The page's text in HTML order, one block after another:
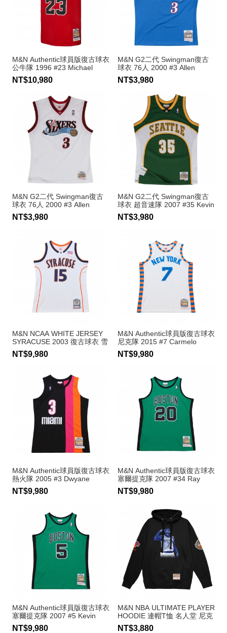
M&N Authentic球員版復古球衣
公牛隊 1996 #23 Michael
Jordan
NT$10,980
M&N G2二代 Swingman復古
球衣 76人 2000 #3 Allen
Iverson
NT$3,980
M&N G2二代 Swingman復古
球衣 76人 2000 #3 Allen
Iverson
NT$3,980
M&N G2二代 Swingman復古
球衣 超音速隊 2007 #35 Kevin
Durant
NT$3,980
M&N NCAA WHITE JERSEY
SYRACUSE 2003 復古球衣 雪
城大學 #15 Carmelo Anthony
NT$9,980
M&N Authentic球員版復古球衣
尼克隊 2015 #7 Carmelo
Anthony
NT$9,980
M&N Authentic球員版復古球衣
熱火隊 2005 #3 Dwyane
Wade
NT$9,980
M&N Authentic球員版復古球衣
塞爾提克隊 2007 #34 Ray
Allen
NT$9,980
M&N Authentic球員版復古球衣
塞爾提克隊 2007 #5 Kevin
Garnett
NT$9,980
M&N NBA ULTIMATE PLAYER
HOODIE 連帽T恤 名人堂 尼克
隊 Carmelo Anthony
NT$3,880